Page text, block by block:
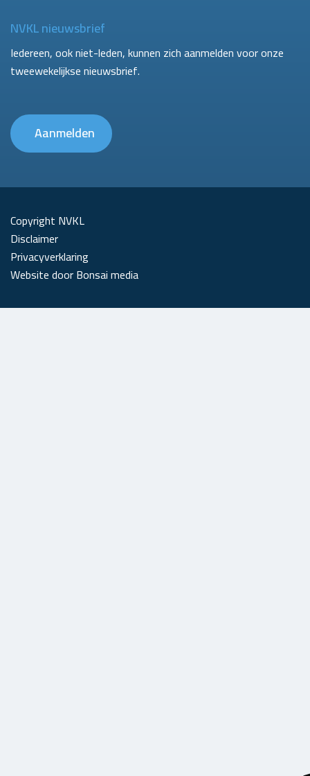
NVKL nieuwsbrief
Iedereen, ook niet-leden, kunnen zich aanmelden voor onze
tweewekelijkse nieuwsbrief.
Aanmelden
Copyright NVKL
Disclaimer
Privacyverklaring
Website door Bonsai media